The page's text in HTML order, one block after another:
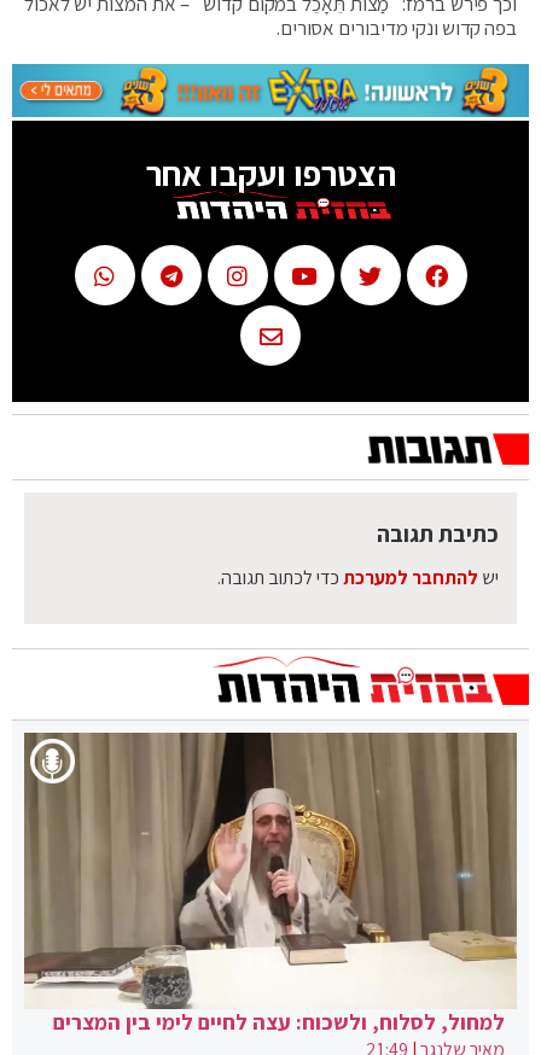
בפה קדוש ונקי מדיבורים אסורים.
הצטרפו ועקבו אחר
כתיבת תגובה
יש להתחבר למערכתכדי לכתוב תגובה.
למחול, לסלוח, ולשכוח: עצה לחיים לימי בין המצרים
מאיר שלנגר|
21:49